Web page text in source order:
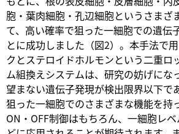
胞・葉肉細胞・孔辺細胞というさまざ
て、高い確率で狙った一細胞での遺伝
とに成功しました（図2）。本手法で
クとステロイドホルモンという二重ロ
ム組換えシステムは、研究の妨げにな
望まない遺伝子発現が検出限界以下で
狙った一細胞でのさまざまな機能を持
ON・OFF制御はもちろん、一細胞レ